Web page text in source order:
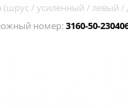
/ усиленный / левый /
номер:3160-50-